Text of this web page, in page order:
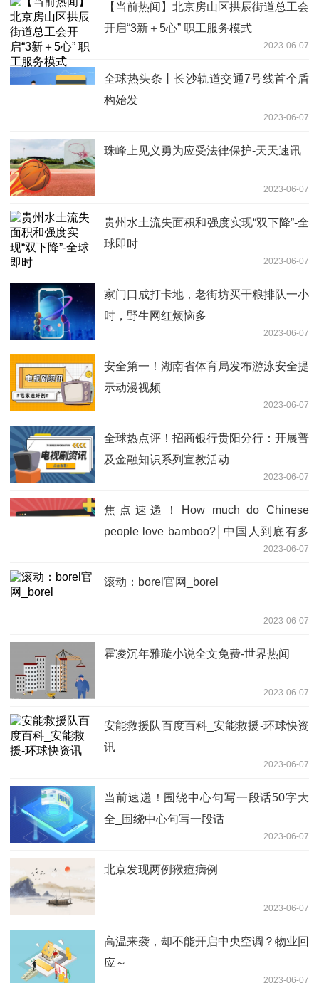
【当前热闻】北京房山区拱辰街道总工会
开启“3新＋5心” 职工服务模式
2023-06-07
全球热头条丨长沙轨道交通7号线首个盾
构始发
2023-06-07
珠峰上见义勇为应受法律保护-天天速讯
2023-06-07
贵州水土流失面积和强度实现“双下降”-全
球即时
2023-06-07
家门口成打卡地，老街坊买干粮排队一小
时，野生网红烦恼多
2023-06-07
安全第一！湖南省体育局发布游泳安全提
示动漫视频
2023-06-07
全球热点评！招商银行贵阳分行：开展普
及金融知识系列宣教活动
2023-06-07
焦点速递！How much do Chinese
people love bamboo?│中国人到底有多
2023-06-07
滚动：borel官网_borel
2023-06-07
霍凌沉年雅璇小说全文免费-世界热闻
2023-06-07
安能救援队百度百科_安能救援-环球快资
讯
2023-06-07
当前速递！围绕中心句写一段话50字大
全_围绕中心句写一段话
2023-06-07
北京发现两例猴痘病例
2023-06-07
高温来袭，却不能开启中央空调？物业回
应～
2023-06-07